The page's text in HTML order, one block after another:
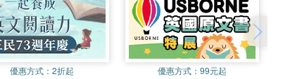
優惠方式：2折起 優惠方式：99元起